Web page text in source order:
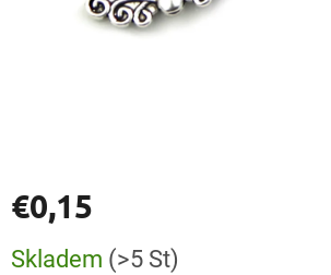
€0,15
Skladem (>5 St)